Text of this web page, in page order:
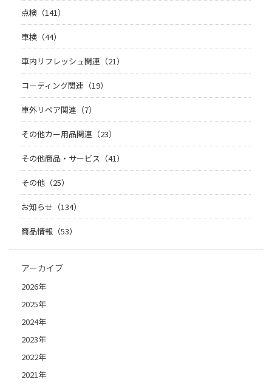
点検（141）
車検（44）
車内リフレッシュ関連（21）
コーティング関連（19）
車外リペア関連（7）
その他カー用品関連（23）
その他商品・サービス（41）
その他（25）
お知らせ（134）
商品情報（53）
アーカイブ
2026年
2025年
2024年
2023年
2022年
2021年